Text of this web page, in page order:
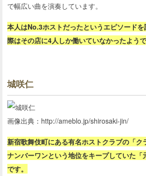
で幅広い曲を演奏しています。
本人はNo.3ホストだったというエピソード
際はその店に4人しか働いていなかったよう
城咲仁
画像出典：http://ameblo.jp/shirosaki-jin/
新宿歌舞伎町にある有名ホストクラブの「ク
ナンバーワンという地位をキープしていた「
です。